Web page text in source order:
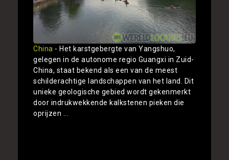
China - Het karstgebergte van Yangshuo,
gelegen in de autonome regio Guangxi in Zuid-
China, staat bekend als een van de meest
schilderachtige landschappen van het land. Dit
unieke geologische gebied wordt gekenmerkt
door indrukwekkende kalkstenen pieken die
oprijzen ...